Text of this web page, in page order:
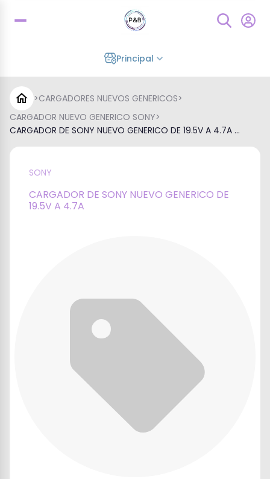
Principal
>CARGADORES NUEVOS GENERICOS>
CARGADOR NUEVO GENERICO SONY>
CARGADOR DE SONY NUEVO GENERICO DE 19.5V A 4.7A ...
SONY
CARGADOR DE SONY NUEVO GENERICO DE
19.5V A 4.7A